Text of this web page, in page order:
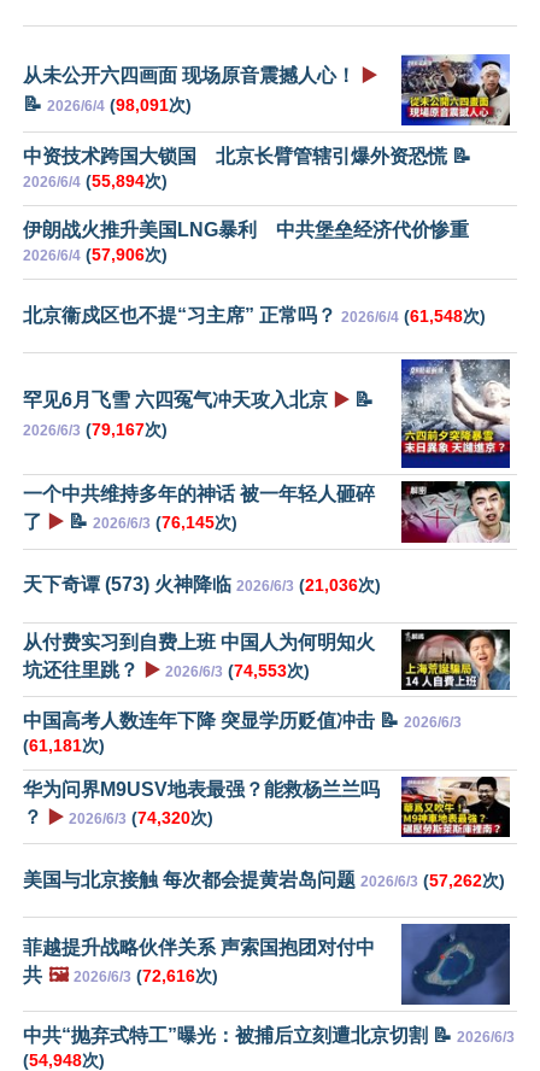
从未公开六四画面 现场原音震撼人心！
▶️
📝 2026/6/4 (98,091次)
中资技术跨国大锁国 北京长臂管辖引爆外资恐慌 📝
2026/6/4 (55,894次)
伊朗战火推升美国LNG暴利 中共堡垒经济代价惨重
2026/6/4 (57,906次)
北京衞戍区也不提“习主席” 正常吗？ 2026/6/4 (61,548次)
罕见6月飞雪 六四冤气冲天攻入北京 ▶️ 📝
2026/6/3 (79,167次)
一个中共维持多年的神话 被一年轻人砸碎
了 ▶️ 📝 2026/6/3 (76,145次)
天下奇谭 (573) 火神降临 2026/6/3 (21,036次)
从付费实习到自费上班 中国人为何明知火
坑还往里跳？
▶️ 2026/6/3 (74,553次)
中国高考人数连年下降 突显学历贬值冲击 📝 2026/6/3
(61,181次)
华为问界M9USV地表最强？能救杨兰兰吗
？
▶️ 2026/6/3 (74,320次)
美国与北京接触 每次都会提黄岩岛问题 2026/6/3 (57,262次)
菲越提升战略伙伴关系 声索国抱团对付中
共 🖼️ 2026/6/3 (72,616次)
中共“抛弃式特工”曝光：被捕后立刻遭北京切割 📝 2026/6/3
(54,948次)